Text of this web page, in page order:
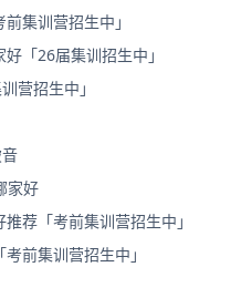
集训营招生中」
「26届集训招生中」
营招生中」
家好
荐「考前集训营招生中」
前集训营招生中」